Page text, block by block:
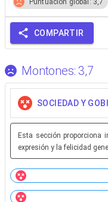
Puntuación global: 3,7
COMPARTIR
Montones: 3,7
SOCIEDAD Y
Esta sección proporciona
expresión y la felicidad